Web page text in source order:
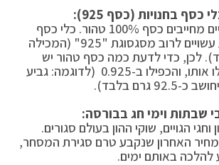
בחנויות (כסף 925):
השיעורים ההלכתיים מחייבים כסף 100% טהור. כלי כסף
ותכשיטים בחנויות עשויים לרוב מסגסוגת "925" (המכילה
בלבד). לכן, כדי לדעת כמה כסף טהור יש
בגביע שלכם: שקלו אותו, והכפילו ב-0.925 (לדוגמה: גביע
שבתות וימי חג בבורסה:
הגויים, שוקי ההון בעולם סגורים.
האחרון שנקבע טרם סגירת המסחר,
להלכה באותם ימים.